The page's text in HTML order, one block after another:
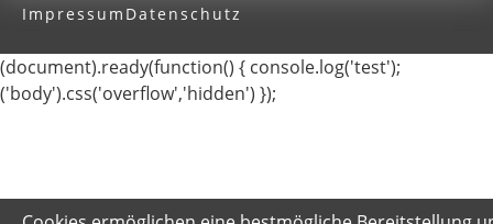
Impressum Datenschutz
(document).ready(function() { console.log('test');
('body').css('overflow','hidden') });